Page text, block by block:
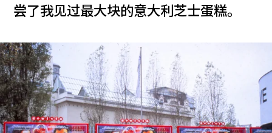
尝了我见过最大块的意大利芝士蛋糕。